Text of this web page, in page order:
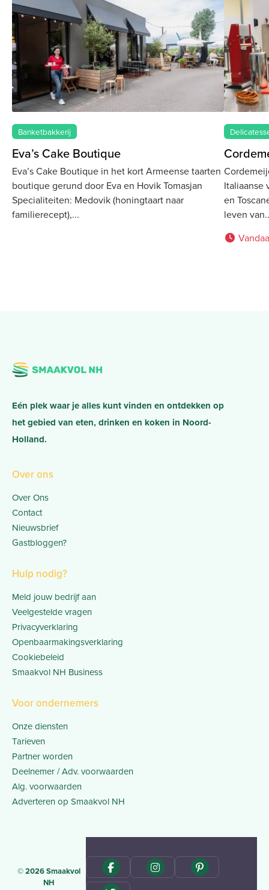
Banketbakkerij
Eva’s Cake Boutique
Eva’s Cake Boutique in het kort Armeense taarten
boutique gerund door Eva en Hovik Tomasjan
Specialiteiten: Medovik (honingtaart naar
familierecept),
Italiaanse
en
leven van
Eén plek waar je alles kunt vinden en ontdekken op
het gebied van eten, drinken en koken in Noord-
Holland.
Over ons
Over Ons
Contact
Nieuwsbrief
Gastbloggen?
Hulp nodig?
Meld jouw bedrijf aan
Veelgestelde vragen
Privacyverklaring
Openbaarmakingsverklaring
Cookiebeleid
Smaakvol NH Business
Voor ondernemers
Onze diensten
Tarieven
Partner worden
Deelnemer / Adv. voorwaarden
Alg. voorwaarden
Adverteren op Smaakvol NH
© 2026 Smaakvol
NH